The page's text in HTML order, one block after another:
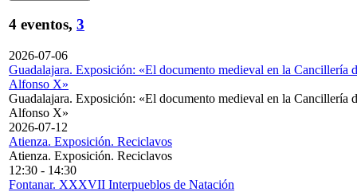
4 eventos, 3
2026-07-06
Guadalajara. Exposición: «El documento medieval en la Cancillería
Alfonso X»
Guadalajara. Exposición: «El documento medieval en la Cancillería
Alfonso X»
2026-07-12
Atienza. Exposición. Reciclavos
Atienza. Exposición. Reciclavos
12:30 - 14:30
Fontanar. XXXVII Interpueblos de Natación